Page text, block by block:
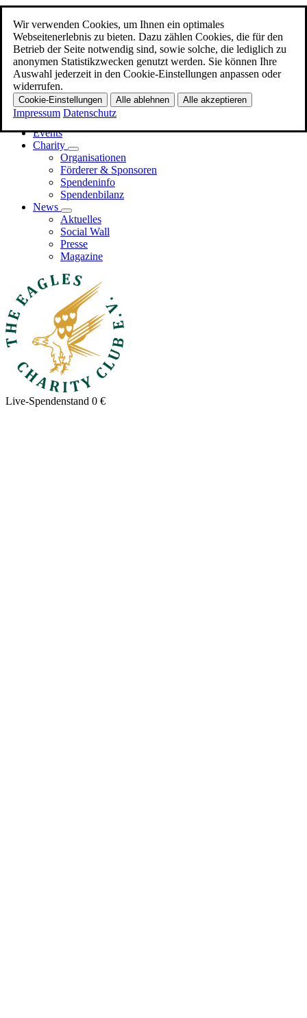
Wir verwenden Cookies, um Ihnen ein optimales
Webseitenerlebnis zu bieten. Dazu zählen Cookies, die für den
Betrieb der Seite notwendig sind, sowie solche, die lediglich zu
anonymen Statistikzwecken genutzt werden. Sie können Ihre
Auswahl jederzeit in den Cookie-Einstellungen anpassen oder
widerrufen.
Cookie-Einstellungen Alle ablehnen Alle akzeptieren
Impressum Datenschutz
Zum Hauptinhalt
Menü
Home
Promi-EAGLES
Business-EAGLES
Events
Charity
Organisationen
Förderer & Sponsoren
Spendeninfo
Spendenbilanz
News
Aktuelles
Social Wall
Presse
Magazine
Live-Spendenstand 0 €